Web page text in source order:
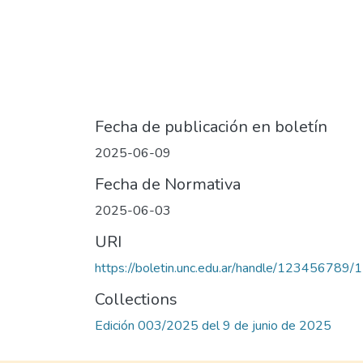
Fecha de publicación en boletín
2025-06-09
Fecha de Normativa
2025-06-03
URI
https://boletin.unc.edu.ar/handle/123456789/
Collections
Edición 003/2025 del 9 de junio de 2025